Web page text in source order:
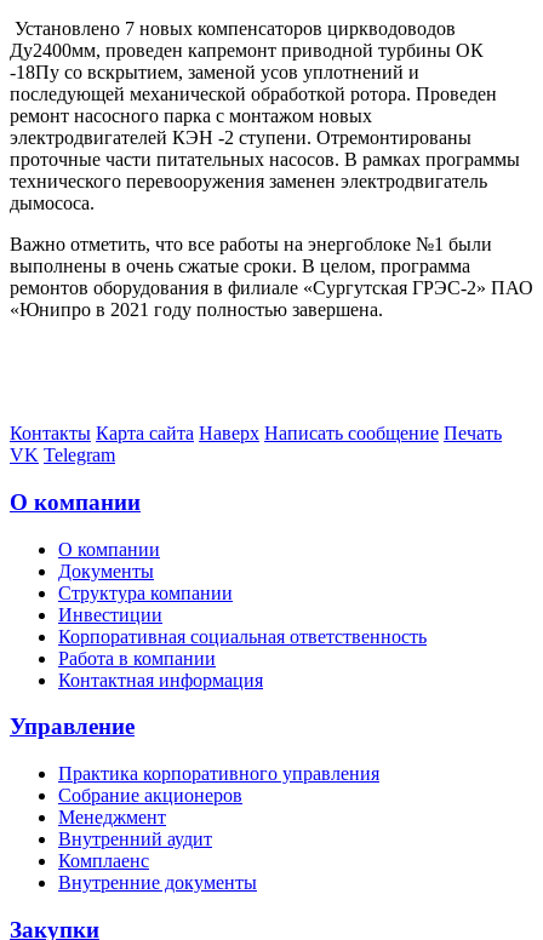
Установлено 7 новых компенсаторов циркводоводов
Ду2400мм, проведен капремонт приводной турбины ОК
-18Пу со вскрытием, заменой усов уплотнений и
последующей механической обработкой ротора. Проведен
ремонт насосного парка с монтажом новых
электродвигателей КЭН -2 ступени. Отремонтированы
проточные части питательных насосов. В рамках программы
технического перевооружения заменен электродвигатель
дымососа.
Важно отметить, что все работы на энергоблоке №1 были
выполнены в очень сжатые сроки. В целом, программа
ремонтов оборудования в филиале «Сургутская ГРЭС-2» ПАО
«Юнипро в 2021 году полностью завершена.
Контакты Карта сайта Наверх Написать сообщение Печать
VK Telegram
О компании
О компании
Документы
Структура компании
Инвестиции
Корпоративная социальная ответственность
Работа в компании
Контактная информация
Управление
Практика корпоративного управления
Собрание акционеров
Менеджмент
Внутренний аудит
Комплаенс
Внутренние документы
Закупки